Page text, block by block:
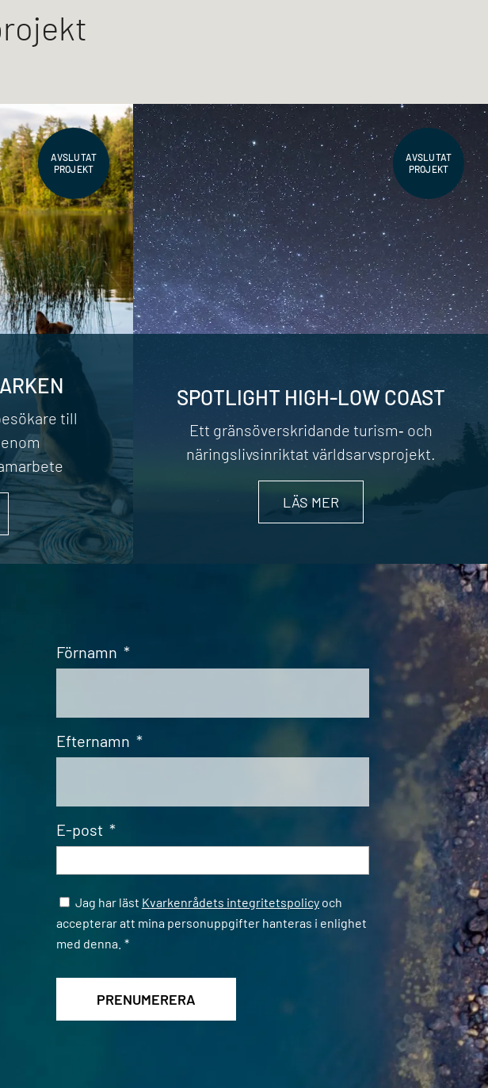
AVSLUTAT
PROJEKT
till
AVSLUTAT
PROJEKT
SPOTLIGHT HIGH-LOW COAST
Ett gränsöverskridande turism‐ och
näringslivsinriktat världsarvsprojekt.
LÄS MER
Förnamn *
Efternamn *
E-post *
Samtycke *
Jag har läst Kvarkenrådets integritetspolicyoch
accepterar att mina personuppgifter hanteras i enlighet
med denna. *